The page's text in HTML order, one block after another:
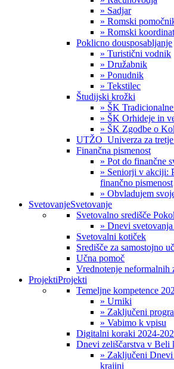
» Sadjar
» Romski
» Romski
Poklicno dousposabljanje
» Turistični vodnik
» Družabnik
» Ponudnik
» Tekstilec
Študijski krožki
» ŠK
» ŠK Orhideje in
» ŠK Zgodbe o
UTŽO_Univerza za
Finančna pismenost
» Pot do finančne
» Seniorji v akciji:
finančno pismenost
» Obvladujem
SvetovanjeSvetovanje
Svetovalno središče
» Dnevi
Svetovalni kotiček
Središče za samostojno
Učna pomoč
Vrednotenje neformalnih
ProjektiProjekti
Temeljne kompetence
» Urniki
» Zaključeni
» Vabimo k vpisu
Digitalni koraki 2024-
Dnevi zeliščarstva v Beli
» Zaključeni
krajini